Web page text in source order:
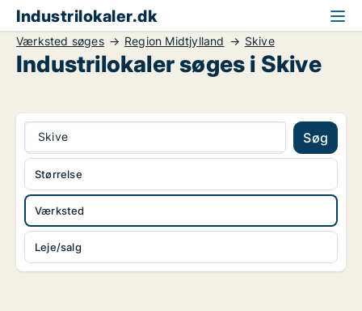
Industrilokaler.dk
Værksted søges Region Midtjylland Skive
Industrilokaler søges i Skive
Skive Søg
Værksted
Leje/salg
Størrelse